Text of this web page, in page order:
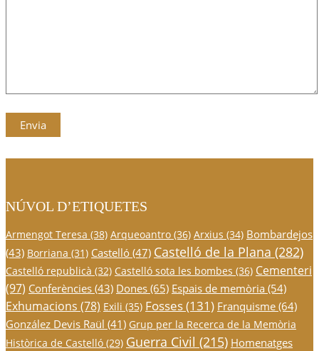
NÚVOL D’ETIQUETES
Armengot Teresa (38) Arqueoantro (36) Arxius (34) Bombardejos
(43) Borriana (31) Castelló (47) Castelló de la Plana (282)
Castelló republicà (32) Castelló sota les bombes (36) Cementeri
(97) Conferències (43) Dones(65) Espais de memòria (54)
Exhumacions (78) Exili (35) Fosses(131) Franquisme(64)
González Devis Raül (41) Grup per la Recerca de la Memòria
Històrica de Castelló (29) Guerra Civil (215) Homenatges